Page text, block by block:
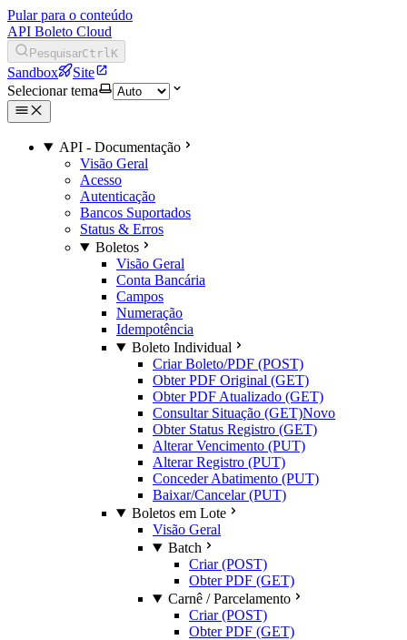
Pular para o conteúdo
API Boleto Cloud
PesquisarCtrlK
Sandbox
Site
Selecionar tema
API - Documentação
Visão Geral
Acesso
Autenticação
Bancos Suportados
Status & Erros
Boletos
Visão Geral
Conta Bancária
Campos
Numeração
Idempotência
Boleto Individual
Criar Boleto/PDF (POST)
Obter PDF Original (GET)
Obter PDF Atualizado (GET)
Consultar Situação (GET)Novo
Obter Status Registro (GET)
Alterar Vencimento (PUT)
Alterar Registro (PUT)
Conceder Abatimento (PUT)
Baixar/Cancelar (PUT)
Boletos em Lote
Visão Geral
Batch
Criar (POST)
Obter PDF (GET)
Carnê / Parcelamento
Criar (POST)
Obter PDF (GET)